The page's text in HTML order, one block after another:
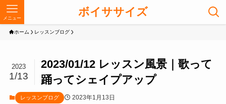
ボイササイズ
メニュー
ホーム レッスンブログ
2023/01/12 レッスン風景｜歌って
踊ってシェイプアップ
2023
1/13
レッスンブログ 2023年1月13日